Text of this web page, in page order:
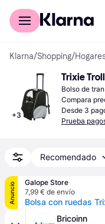
Comprar con Klarna
Klarna/Shopping/
+3
Trixie
Bolso de
Compara
Desde 3
Prueba
Recomendado
Anuncio
Galope Store
7,99 € de envío
Bolsa con ruedas
Bricoinn